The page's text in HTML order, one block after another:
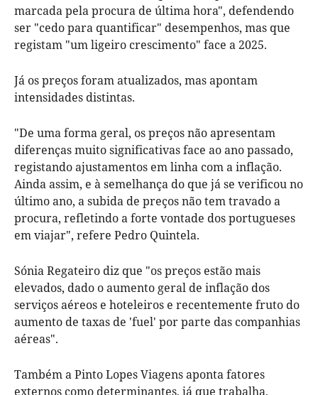
marcada pela procura de última hora", defendendo
ser "cedo para quantificar" desempenhos, mas que
registam "um ligeiro crescimento" face a 2025.
Já os preços foram atualizados, mas apontam
intensidades distintas.
"De uma forma geral, os preços não apresentam
diferenças muito significativas face ao ano passado,
registando ajustamentos em linha com a inflação.
Ainda assim, e à semelhança do que já se verificou no
último ano, a subida de preços não tem travado a
procura, refletindo a forte vontade dos portugueses
em viajar", refere Pedro Quintela.
Sónia Regateiro diz que "os preços estão mais
elevados, dado o aumento geral de inflação dos
serviços aéreos e hoteleiros e recentemente fruto do
aumento de taxas de 'fuel' por parte das companhias
aéreas".
Também a Pinto Lopes Viagens aponta fatores
externos como determinantes, já que trabalha,